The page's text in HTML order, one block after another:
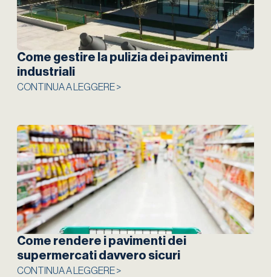
Come gestire la pulizia dei pavimenti
industriali
CONTINUA A LEGGERE >
Come rendere i pavimenti dei
supermercati davvero sicuri
CONTINUA A LEGGERE >